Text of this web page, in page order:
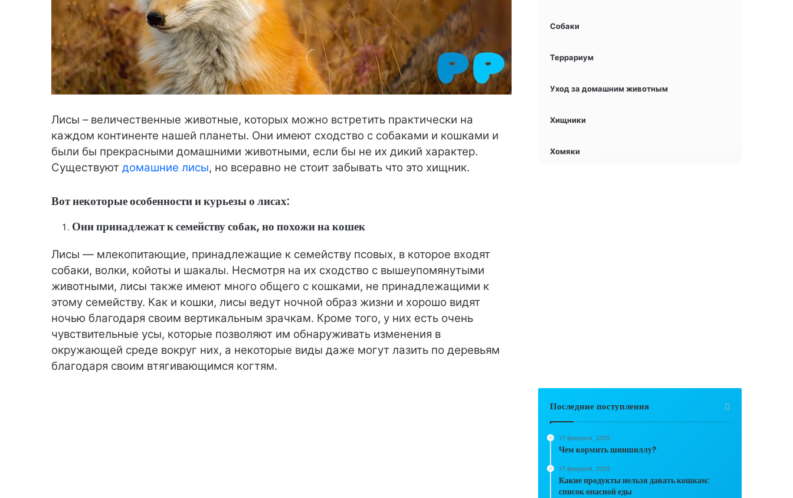
Лисы – величественные животные, которых можно встретить практически на
каждом континенте нашей планеты. Они имеют сходство с собаками и кошками и
были бы прекрасными домашними животными, если бы не их дикий характер.
Существуют домашние лисы, но всеравно не стоит забывать что это хищник.
Вот некоторые особенности и курьезы о лисах:
Они принадлежат к семейству собак, но похожи на кошек
Лисы — млекопитающие, принадлежащие к семейству псовых, в которое входят
собаки, волки, койоты и шакалы. Несмотря на их сходство с вышеупомянутыми
животными, лисы также имеют много общего с кошками, не принадлежащими к
этому семейству. Как и кошки, лисы ведут ночной образ жизни и хорошо видят
ночью благодаря своим вертикальным зрачкам. Кроме того, у них есть очень
чувствительные усы, которые позволяют им обнаруживать изменения в
окружающей среде вокруг них, а некоторые виды даже могут лазить по деревьям
благодаря своим втягивающимся когтям.
Собаки
Террариум
Уход за домашним животным
Хищники
Хомяки
Последние поступления
17 февраля, 2025
Чем кормить шиншиллу?
17 февраля, 2025
Какие продукты нельзя давать кошкам:
список опасной еды